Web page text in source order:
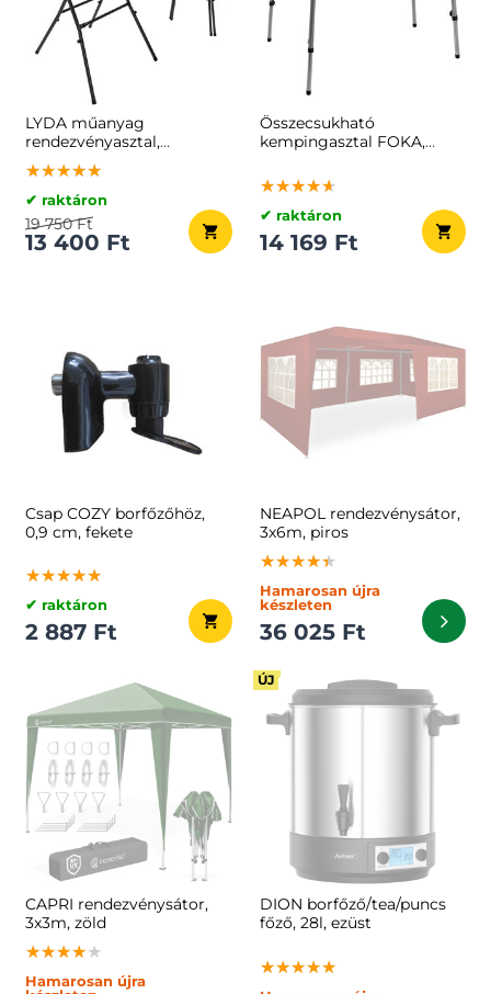
LYDA műanyag
rendezvényasztal,
Ø72x110cm, fehér
★★★★★
★★★★★
★★★★★
✔ raktáron
13 400 Ft
19 750 Ft
Összecsukható
kempingasztal FOKA,
színben
★★★★★
★★★★★
★★★★★
✔ raktáron
14 169 Ft
Csap COZY borfőzőhöz,
0,9 cm, fekete
★★★★★
★★★★★
★★★★★
✔ raktáron
2 887 Ft
NEAPOL rendezvénysátor,
3x6m, piros
★★★★★
★★★★★
★★★★★
Hamarosan újra
készleten
36 025 Ft
CAPRI rendezvénysátor,
3x3m, zöld
★★★★★
★★★★★
★★★★★
Hamarosan újra
ÚJ
DION borfőző/tea/puncs
főző, 28l, ezüst
★★★★★
★★★★★
★★★★★